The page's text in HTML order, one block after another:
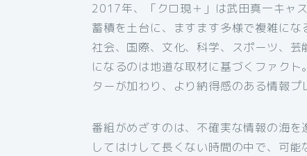
2017年、「クロ現＋」は武田真一キャ
蓄積を土台に、ますます多様で複雑にな
社会、国際、文化、科学、スポーツ、
になるのは地道な取材に基づくファク
ターが加わり、より納得感のある情報プ
番組がめざすのは、不確実な情報の海
してはけして長くない時間の中で、可